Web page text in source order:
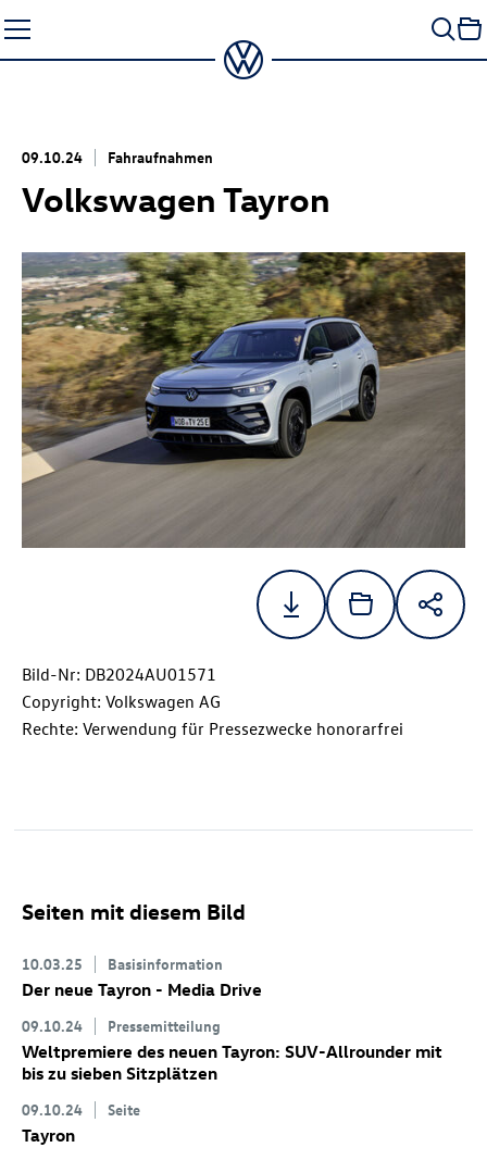
Seiteninhalt
springen
09.10.24 Fahraufnahmen
Volkswagen Tayron
Bild-Nr: DB2024AU01571
Copyright: Volkswagen AG
Rechte: Verwendung für Pressezwecke honorarfrei
Seiten mit diesem Bild
10.03.25 Basisinformation
Der neue Tayron - Media Drive
09.10.24 Pressemitteilung
Weltpremiere des neuen Tayron: SUV-Allrounder mit
bis zu sieben Sitzplätzen
09.10.24 Seite
Tayron